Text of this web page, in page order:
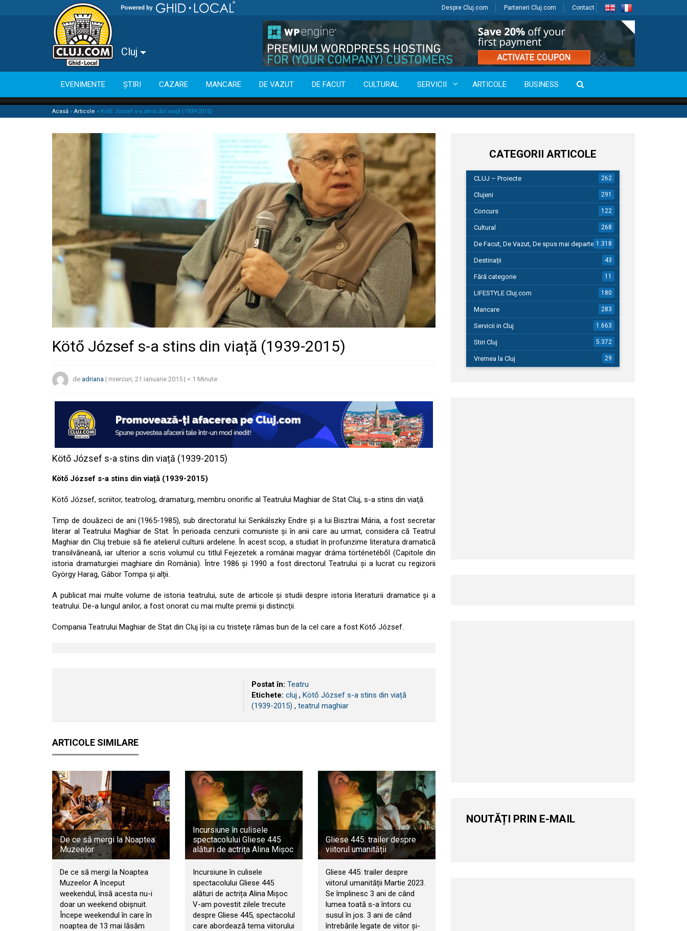
Despre Cluj.com Parteneri Cluj.com Contact
Cluj
EVENIMENTE ȘTIRI CAZARE MANCARE DE VAZUT DE FACUT CULTURAL SERVICII ARTICOLE BUSINESS
Acasă » Articole » Kötő József s-a stins din viață (1939-2015)
Kötő József s-a stins din viață (1939-2015)
de adriana | miercuri, 21 ianuarie 2015 | < 1 Minute
Kötő József s-a stins din viață (1939-2015)
Kötő József s-a stins din viață (1939-2015)
Kötő József, scriitor, teatrolog, dramaturg, membru onorific al Teatrului Maghiar de Stat Cluj, s-a stins din viaţă.
Timp de douăzeci de ani (1965-1985), sub directoratul lui Senkálszky Endre și a lui Bisztrai Mária, a fost secretar
literar al Teatrului Maghiar de Stat. În perioada cenzurii comuniste și în anii care au urmat, considera că Teatrul
Maghiar din Cluj trebuie să fie atelierul culturii ardelene. În acest scop, a studiat în profunzime literatura dramatică
transilvăneană, iar ulterior a scris volumul cu titlul Fejezetek a románai magyar dráma történetéből (Capitole din
istoria dramaturgiei maghiare din România). Între 1986 și 1990 a fost directorul Teatrului și a lucrat cu regizorii
György Harag, Gábor Tompa și alții.
A publicat mai multe volume de istoria teatrului, sute de articole și studii despre istoria literaturii dramatice și a
teatrului. De-a lungul anilor, a fost onorat cu mai multe premii și distincții.
Compania Teatrului Maghiar de Stat din Cluj îşi ia cu tristeţe rămas bun de la cel care a fost Kötő József.
Postat în: Teatru
Etichete: cluj , Kötő József s-a stins din viață
(1939-2015) , teatrul maghiar
ARTICOLE SIMILARE
De ce să mergi la Noaptea
Muzeelor
De ce să mergi la Noaptea
Muzeelor A început
weekendul, însă acesta nu-i
doar un weekend obișnuit.
Începe weekendul în care în
noaptea de 13 mai lăsăm
Incursiune în culisele
spectacolului Gliese 445
alături de actrița Alina Mișoc
Incursiune în culisele
spectacolului Gliese 445
alături de actrița Alina Mișoc
V-am povestit zilele trecute
despre Gliese 445, spectacolul
care abordează tema viitorului
Gliese 445: trailer despre
viitorul umanității
Gliese 445: trailer despre
viitorul umanității Martie 2023.
Se împlinesc 3 ani de când
lumea toată s-a întors cu
susul în jos. 3 ani de când
întrebările legate de viitor și-
CATEGORII ARTICOLE
CLUJ – Proiecte 262
Clujeni 291
Concurs 122
Cultural 268
De Facut, De Vazut, De spus mai departe…1.318
Destinații 43
Fără categorie 11
LIFESTYLE Cluj.com 180
Mancare 283
Servicii in Cluj 1.663
Stiri Cluj 5.372
Vremea la Cluj 29
NOUTĂȚI PRIN E-MAIL